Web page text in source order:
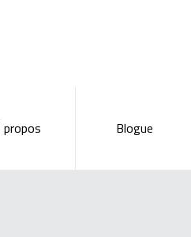
propos Blogue